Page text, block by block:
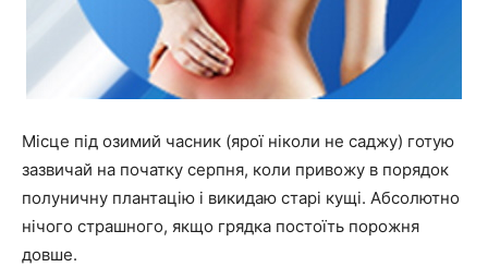
Місце під озимий часник (ярої ніколи не саджу) готую
зазвичай на початку серпня, коли привожу в порядок
полуничну плантацію і викидаю старі кущі. Абсолютно
нічого страшного, якщо грядка постоїть порожня
довше.